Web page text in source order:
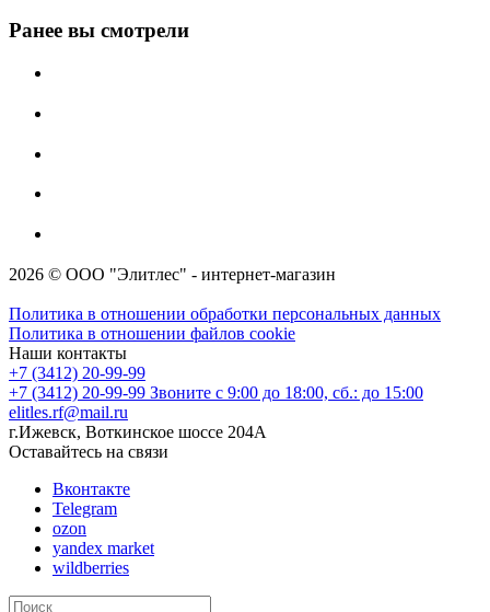
Ранее вы смотрели
2026 © ООО "Элитлес" - интернет-магазин
Политика в отношении обработки персональных данных
Политика в отношении файлов cookie
Наши контакты
+7 (3412) 20-99-99
+7 (3412) 20-99-99 Звоните с 9:00 до 18:00, сб.: до 15:00
elitles.rf@mail.ru
г.Ижевск, Воткинское шоссе 204А
Оставайтесь на связи
Вконтакте
Telegram
ozon
yandex market
wildberries